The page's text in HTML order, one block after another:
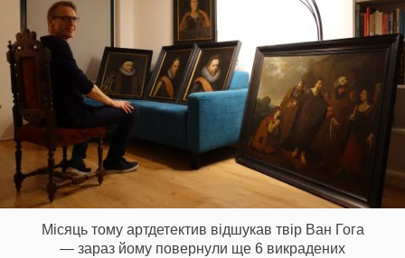
Місяць тому артдетектив відшукав твір Ван Гога
— зараз йому повернули ще 6 викрадених